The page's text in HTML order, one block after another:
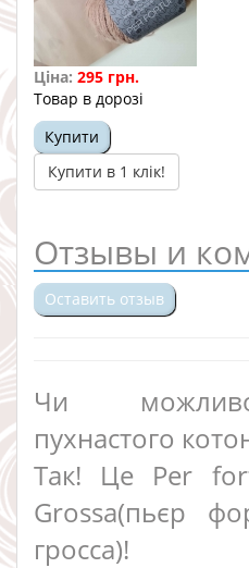
Ціна: 295 грн.
Товар в дорозі
Купити
Купити в 1 клік!
Отзывы и
Оставить отзыв
Чи
пухнастого
Так! Це Per
Grossa(пьєр
гросса)!